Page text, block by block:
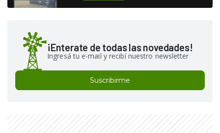
¡Enterate de todas las novedades!
Ingresá tu e-mail y recibí nuestro newsletter
Suscribirme